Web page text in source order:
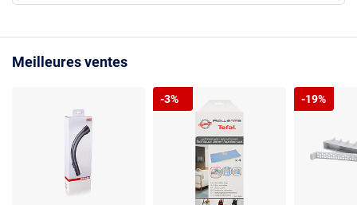
Meilleures ventes
-3% -19%